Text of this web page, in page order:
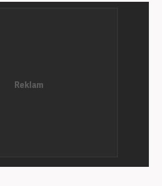
gece editörlüğüne başladı. Halen